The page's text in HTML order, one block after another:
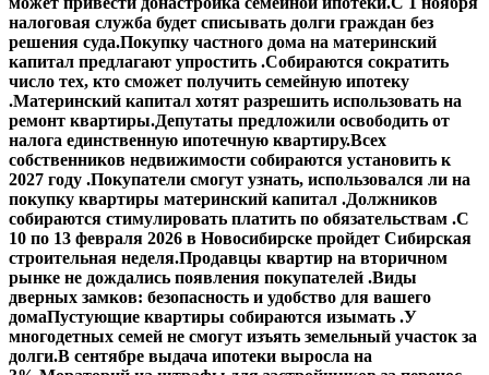
налоговая служба будет списывать долги граждан без
решения суда.Покупку частного дома на материнский
капитал предлагают упростить .Собираются сократить
число тех, кто сможет получить семейную ипотеку
.Материнский капитал хотят разрешить использовать на
ремонт квартиры.Депутаты предложили освободить от
налога единственную ипотечную квартиру.Всех
собственников недвижимости собираются установить к
2027 году .Покупатели смогут узнать, использовался ли на
покупку квартиры материнский капитал .Должников
собираются стимулировать платить по обязательствам .С
10 по 13 февраля 2026 в Новосибирске пройдет Сибирская
строительная неделя.Продавцы квартир на вторичном
рынке не дождались появления покупателей .Виды
дверных замков: безопасность и удобство для вашего
домаПустующие квартиры собираются изымать .У
многодетных семей не смогут изъять земельный участок за
долги.В сентябре выдача ипотеки выросла на